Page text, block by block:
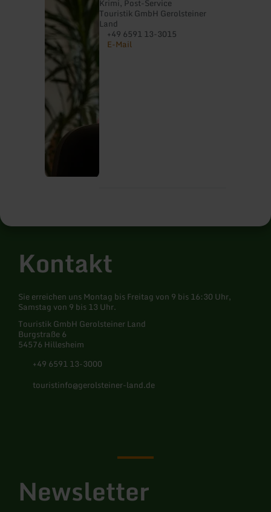
Krimi, Post-Service
Touristik GmbH Gerolsteiner
Land
+49 6591 13-3015
E-Mail
Kontakt
Sie erreichen uns Montag bis Freitag von 9 bis 16:30 Uhr,
Samstag von 9 bis 13 Uhr.
Touristik GmbH Gerolsteiner Land
Burgstraße 6
54576 Hillesheim
+49 6591 13-3000
touristinfo@gerolsteiner-land.de
Newsletter